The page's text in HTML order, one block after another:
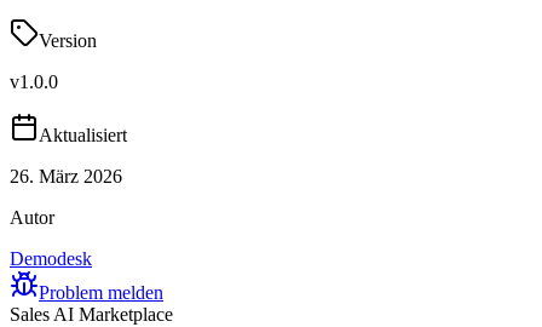
Version
v1.0.0
Aktualisiert
26. März 2026
Autor
Demodesk
Problem melden
Sales AI Marketplace